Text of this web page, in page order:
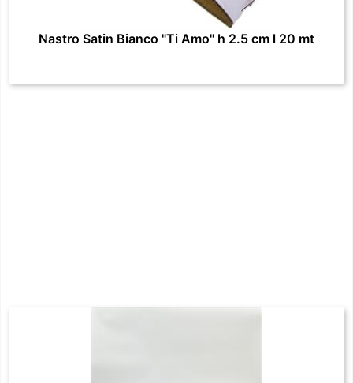
Nastro Satin Bianco "Ti Amo" h 2.5 cm l 20 mt